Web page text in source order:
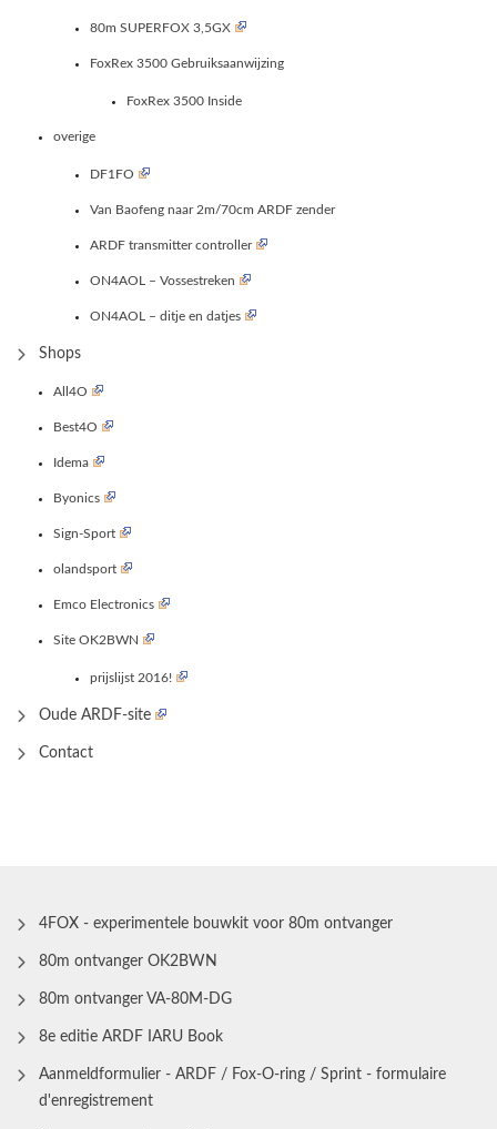
80m SUPERFOX 3,5GX
FoxRex 3500 Gebruiksaanwijzing
FoxRex 3500 Inside
overige
DF1FO
Van Baofeng naar 2m/70cm ARDF zender
ARDF transmitter controller
ON4AOL – Vossestreken
ON4AOL – ditje en datjes
Shops
All4O
Best4O
Idema
Byonics
Sign-Sport
olandsport
Emco Electronics
Site OK2BWN
prijslijst 2016!
Oude ARDF-site
Contact
4FOX - experimentele bouwkit voor 80m ontvanger
80m ontvanger OK2BWN
80m ontvanger VA-80M-DG
8e editie ARDF IARU Book
Aanmeldformulier - ARDF / Fox-O-ring / Sprint - formulaire
d'enregistrement